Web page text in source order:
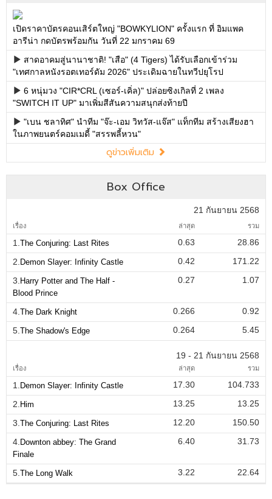
เปิดราคาบัตรคอนเสิร์ตใหญ่ "BOWKYLION" ครั้งแรก ที่ อิมแพค
อารีน่า กดบัตรพร้อมกัน วันที่ 22 มกราคม 69
สาดอาคมสู่นานาชาติ! "เสือ" (4 Tigers) ได้รับเลือกเข้าร่วม
"เทศกาลหนังรอตเทอร์ดัม 2026" ประเดิมฉายในทวีปยุโรป
6 หนุ่มวง "CIR*CRL (เซอร์-เคิ่ล)" ปล่อยซิงเกิลที่ 2 เพลง
"SWITCH IT UP" มาเพิ่มสีสันความสนุกส่งท้ายปี
"เบน ชลาทิศ" นำทีม "จ๊ะ-เอม วิทวัส-แจ๊ส" แท็กทีม สร้างเสียงฮา
ในภาพยนตร์คอมเมดี้ "สรรพลี้หวน"
ดูข่าวเพิ่มเติม
Box Office
21 กันยายน 2568
เรื่อง ล่าสุด รวม
1. The Conjuring: Last Rites 0.63
28.86
2. Demon Slayer: Infinity Castle 0.42
171.22
3. Harry Potter and The Half -
Blood Prince
0.27 1.07
4. The Dark Knight 0.266
0.92
5. The Shadow's Edge 0.264 5.45
19 - 21 กันยายน 2568
เรื่อง ล่าสุด รวม
1. Demon Slayer: Infinity Castle 17.30
104.733
2. Him 13.25
13.25
3. The Conjuring: Last Rites 12.20
150.50
4. Downton abbey: The Grand
Finale
6.40 31.73
5. The Long Walk 3.22 22.64